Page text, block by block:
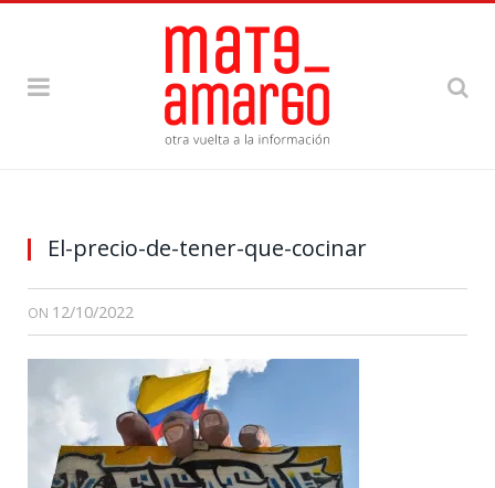
El-precio-de-tener-que-cocinar
ON 12/10/2022